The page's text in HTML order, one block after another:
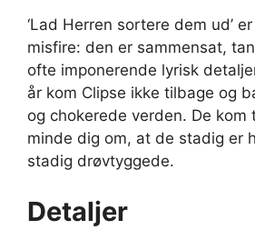
‘Lad Herren sortere dem ud’
misfire: den er sammensat,
ofte imponerende lyrisk
år kom Clipse ikke tilbage og
og chokerede verden. De kom
minde dig om, at de stadig er
stadig drøvtyggede.
Detaljer